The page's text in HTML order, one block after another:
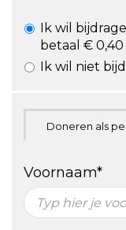
Ik wil
betaal € 0,40
Ik wil niet
Doneren als
Voornaam*